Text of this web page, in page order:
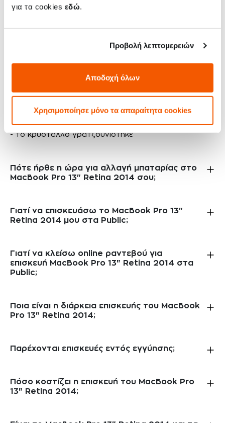
για τα cookies εδώ.
Προβολή λεπτομερειών
Αποδοχή όλων
Χρησιμοποίησε μόνο τα απαραίτητα cookies
Πότε μπορεί να χρειαστεί να γίνει αλλαγή
οθόνης στο MacBook Pro 13" Retina 2014
Η οθόνη του MacBook Pro 13" Retina 2014 μπορεί να
- η οθόνη δεν ανάβει
- η οθόνη αποκολλήθηκε
- η αφή δεν λειτουργεί
- το κρύσταλλο έσπασε
- το κρύσταλλο γρατζουνίστηκε
Πότε ήρθε η ώρα για αλλαγή μπαταρίας στο
MacBook Pro 13" Retina 2014 σου;
Γιατί να επισκευάσω το MacBook Pro 13"
Retina 2014 μου στα Public;
Γιατί να κλείσω online ραντεβού για
επισκευή MacBook Pro 13" Retina 2014 στα
Public;
Ποια είναι η διάρκεια επισκευής του MacBook
Pro 13" Retina 2014;
Παρέχονται επισκευές εντός εγγύησης;
Πόσο κοστίζει η επισκευή του MacBook Pro
13" Retina 2014;